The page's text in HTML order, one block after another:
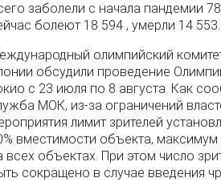
заболели с начала пандемии
болеют 18 594 , умерли 14 553.
олимпийский
обсудили проведение
с 23 июля по 8 августа. Как
МОК, из-за ограничений
лимит зрителей
вместимости объекта, максимум
всех объектах. При этом число
сокращено в случае введения